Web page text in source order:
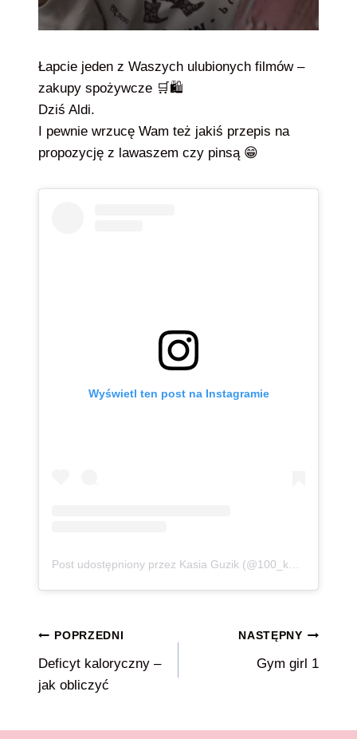
Łapcie jeden z Waszych ulubionych filmów –
zakupy spożywcze 🛒🛍️
Dziś Aldi.
I pewnie wrzucę Wam też jakiś przepis na
propozycję z lawaszem czy pinsą 😁
Wyświetl ten post na Instagramie
Nawigacja
wpisu
POPRZEDNI
Deficyt kaloryczny –
jak obliczyć
NASTĘPNY
Gym girl 1